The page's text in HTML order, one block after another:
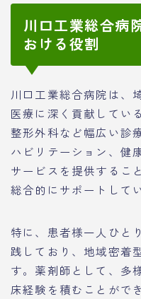
川口工業総合病
おける役割
川口工業総合病院は、
医療に深く貢献してい
整形外科など幅広い診
ハビリテーション、健
サービスを提供するこ
総合的にサポートして
特に、患者様一人ひと
践しており、地域密着
す。薬剤師として、多
床経験を積むことがで